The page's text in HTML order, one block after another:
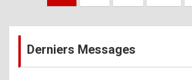
%
publications
Derniers Messages